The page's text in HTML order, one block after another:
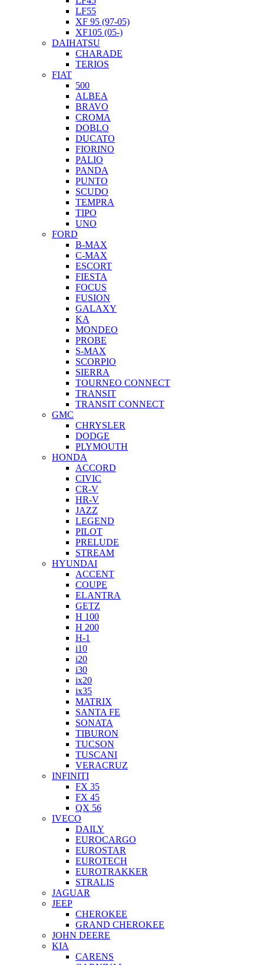
LF55
XF 95 (97-05)
XF105 (05-)
DAIHATSU
CHARADE
TERIOS
FIAT
500
ALBEA
BRAVO
CROMA
DOBLO
DUCATO
FIORINO
PALIO
PANDA
PUNTO
SCUDO
TEMPRA
TIPO
UNO
FORD
B-MAX
C-MAX
ESCORT
FIESTA
FOCUS
FUSION
GALAXY
KA
MONDEO
PROBE
S-MAX
SCORPIO
SIERRA
TOURNEO CONNECT
TRANSIT
TRANSIT CONNECT
GMC
CHRYSLER
DODGE
PLYMOUTH
HONDA
ACCORD
CIVIC
CR-V
HR-V
JAZZ
LEGEND
PILOT
PRELUDE
STREAM
HYUNDAI
ACCENT
COUPE
ELANTRA
GETZ
H 100
H 200
H-1
i10
i20
i30
ix20
ix35
MATRIX
SANTA FE
SONATA
TIBURON
TUCSON
TUSCANI
VERACRUZ
INFINITI
FX 35
FX 45
QX 56
IVECO
DAILY
EUROCARGO
EUROSTAR
EUROTECH
EUROTRAKKER
STRALIS
JAGUAR
JEEP
CHEROKEE
GRAND CHEROKEE
JOHN DEERE
KIA
CARENS